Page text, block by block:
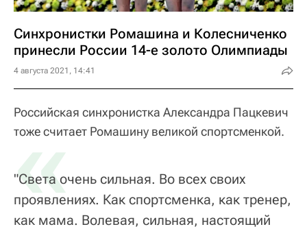
Синхронистки Ромашина и Колесниченко
принесли России 14-е золото Олимпиады
4 августа 2021, 14:41
Российская синхронистка Александра Пацкевич
тоже считает Ромашину великой спортсменкой.
«
"Света очень сильная. Во всех своих
проявлениях. Как спортсменка, как тренер,
как мама. Волевая, сильная, настоящий